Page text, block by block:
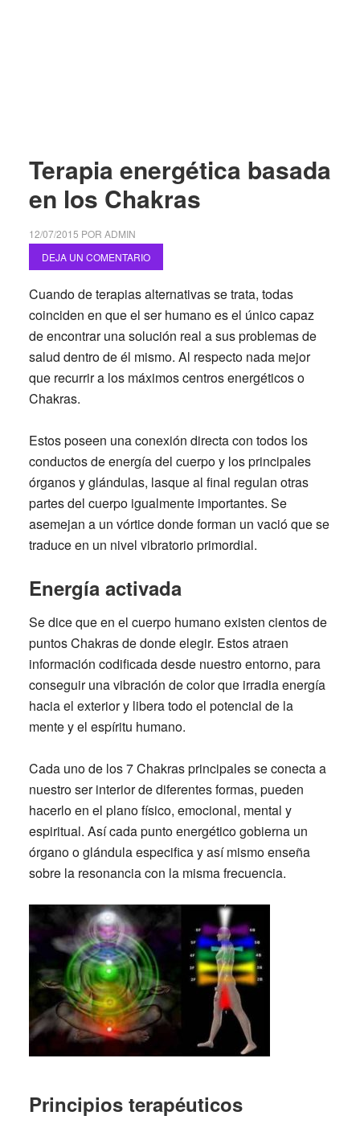
Terapia energética basada
en los Chakras
12/07/2015 POR ADMIN
DEJA UN COMENTARIO
Cuando de terapias alternativas se trata, todas
coinciden en que el ser humano es el único capaz
de encontrar una solución real a sus problemas de
salud dentro de él mismo. Al respecto nada mejor
que recurrir a los máximos centros energéticos o
Chakras.
Estos poseen una conexión directa con todos los
conductos de energía del cuerpo y los principales
órganos y glándulas, lasque al final regulan otras
partes del cuerpo igualmente importantes. Se
asemejan a un vórtice donde forman un vació que se
traduce en un nivel vibratorio primordial.
Energía activada
Se dice que en el cuerpo humano existen cientos de
puntos Chakras de donde elegir. Estos atraen
información codificada desde nuestro entorno, para
conseguir una vibración de color que irradia energía
hacia el exterior y libera todo el potencial de la
mente y el espíritu humano.
Cada uno de los7 Chakrasprincipales se conecta a
nuestro ser interior de diferentes formas, pueden
hacerlo en el plano físico, emocional, mental y
espiritual. Así cada punto energético gobierna un
órgano o glándula especifica y así mismo enseña
sobre la resonancia con la misma frecuencia.
Principios terapéuticos